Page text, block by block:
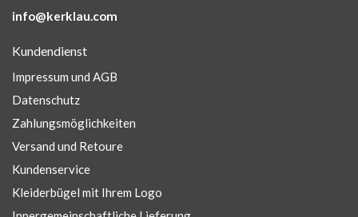
info@kerklau.com
Kundendienst
Impressum und AGB
Datenschutz
Zahlungsmöglichkeiten
Versand und Retoure
Kundenservice
Kleiderbügel mit Ihrem Logo